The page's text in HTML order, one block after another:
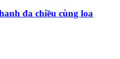
đa chiều cùng loa